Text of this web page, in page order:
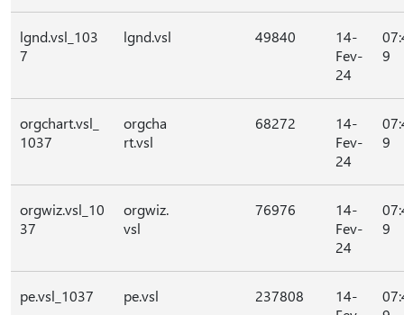
lgnd.vsl_103
7
lgnd.vsl 49840
14-
Fev-
24
9
orgchart.vsl_
1037
orgcha
rt.vsl
68272
14-
Fev-
24
9
orgwiz.vsl_10
37
orgwiz.
vsl
76976
14-
Fev-
24
9
pe.vsl_1037 pe.vsl 237808
14-